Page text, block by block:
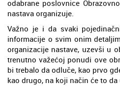
odabrane poslovnice
nastava organizuje.
Važno je i da svaki
informacije o svim onim
organizacije nastave, uzevši u
trenutno važećoj ponudi ove
bi trebalo da odluče, kao prvo
kao drugo, na koji način će to da